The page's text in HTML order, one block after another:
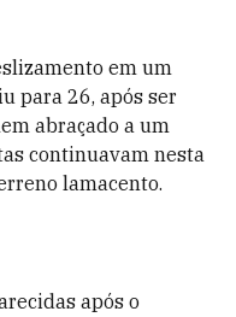
em um
para 26, após ser
abraçado a um
continuavam nesta
lamacento.
após o